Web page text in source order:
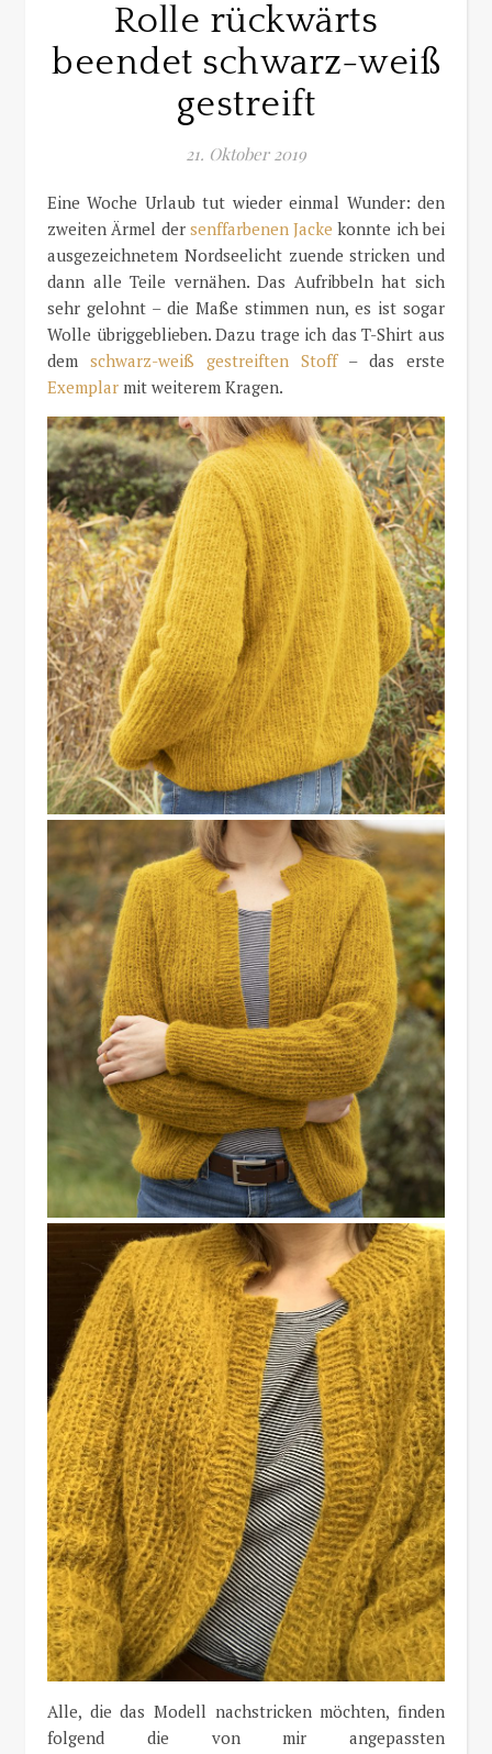
Rolle rückwärts
beendet schwarz-weiß
gestreift
21. Oktober 2019
Eine Woche Urlaub tut wieder einmal Wunder: den
zweiten Ärmel der senffarbenen Jacke konnte ich bei
ausgezeichnetem Nordseelicht zuende stricken und
dann alle Teile vernähen. Das Aufribbeln hat sich
sehr gelohnt – die Maße stimmen nun, es ist sogar
Wolle übriggeblieben. Dazu trage ich das T-Shirt aus
dem schwarz-weiß gestreiften Stoff– das erste
Exemplar mit weiterem Kragen.
Alle, die das Modell nachstricken möchten, finden
folgend die von mir angepassten